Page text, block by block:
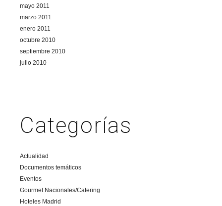
mayo 2011
marzo 2011
enero 2011
octubre 2010
septiembre 2010
julio 2010
Categorías
Actualidad
Documentos temáticos
Eventos
Gourmet Nacionales/Catering
Hoteles Madrid